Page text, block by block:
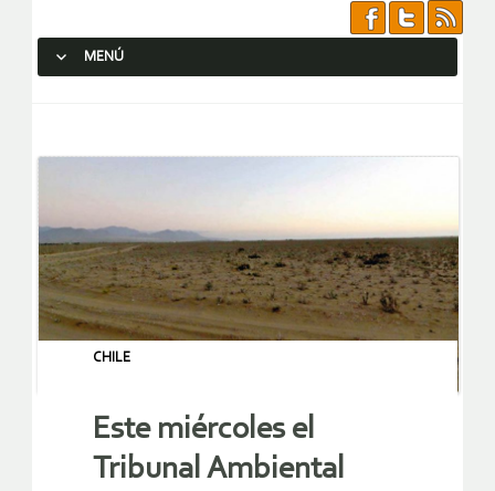
MENÚ
CHILE
Este miércoles el
Tribunal Ambiental